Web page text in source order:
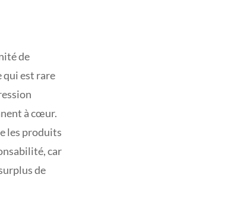
de
qui est rare
à cœur.
les produits
car
de